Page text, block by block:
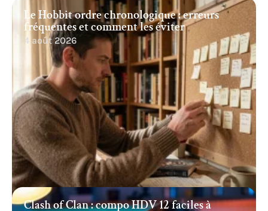
Le Hobbit ordre chronologique : erreurs
fréquentes et comment les éviter
4 août 2026
Clash of Clan : compo HDV 12 faciles à